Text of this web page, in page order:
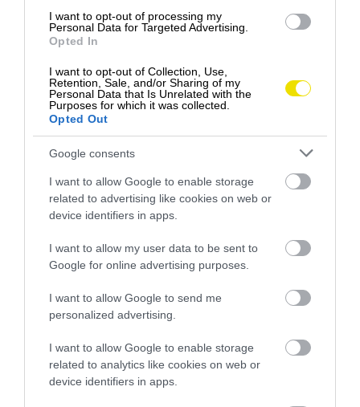
I want to opt-out of processing my
Personal Data for Targeted Advertising.
Opted In
I want to opt-out of Collection, Use,
Retention, Sale, and/or Sharing of my
Personal Data that Is Unrelated with the
Purposes for which it was collected.
Opted Out
Google consents
I want to allow Google to enable storage
related to advertising like cookies on web or
device identifiers in apps.
I want to allow my user data to be sent to
Google for online advertising purposes.
I want to allow Google to send me
personalized advertising.
I want to allow Google to enable storage
related to analytics like cookies on web or
device identifiers in apps.
Okrem toho sa v autorizovanom servise oplatí
dať preskúmať, či filtre auta vyhovujú
sa totiž, že do nášho regiónu privezú auto
vyrobené pôvodne pre tropickú krajinu bez
toho, že by doň namontovali filtre vhodné na
zimné obdobie.
Je dôležité, aby batéria bola v dobrom stave
lebo rozhodujúcou mierou ovplyvňuje
štartovaciu schopnosť motora – podobne, ako
fungovanie žeraviacich sviečok. Neistý technický
stav motora (kompresného pomeru) tiež môže
sťažiť studený štart, preto ho treba skontrolovať
v odbornom servise.
ZIMA STAROSTLIVOSŤ RADY A TIPY